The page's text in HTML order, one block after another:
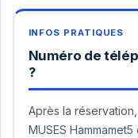
Numéro de
?
Après la
MUSES